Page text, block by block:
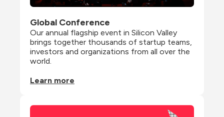
Global Conference
Our annual flagship event in Silicon Valley
brings together thousands of startup teams,
investors and organizations from all over the
world.
Learn more